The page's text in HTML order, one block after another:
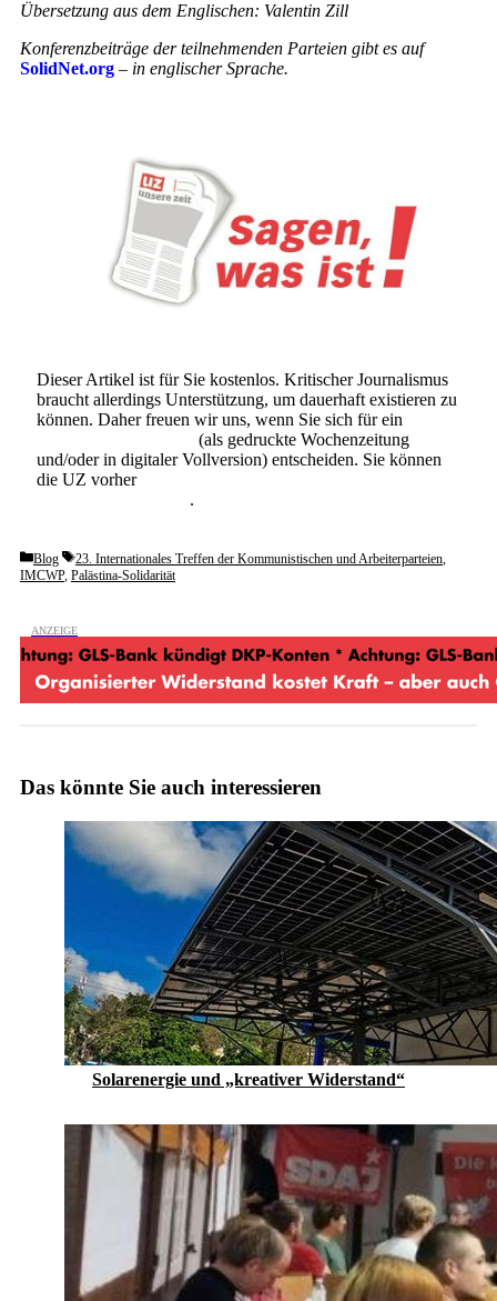
Übersetzung aus dem Englischen: Valentin Zill
Konferenzbeiträge der teilnehmenden Parteien gibt es auf
SolidNet.org – in englischer Sprache.
Dieser Artikel ist für Sie kostenlos. Kritischer Journalismus
braucht allerdings Unterstützung, um dauerhaft existieren zu
können. Daher freuen wir uns, wenn Sie sich für ein
(als gedruckte Wochenzeitung
und/oder in digitaler Vollversion) entscheiden. Sie können
die UZ vorher
.
Categories
Blog Tags
23. Internationales Treffen der Kommunistischen und Arbeiterparteien,
IMCWP, Palästina-Solidarität
Das könnte Sie auch interessieren
Solarenergie und „kreativer Widerstand“